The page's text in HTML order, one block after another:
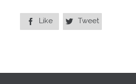
 Like  Tweet